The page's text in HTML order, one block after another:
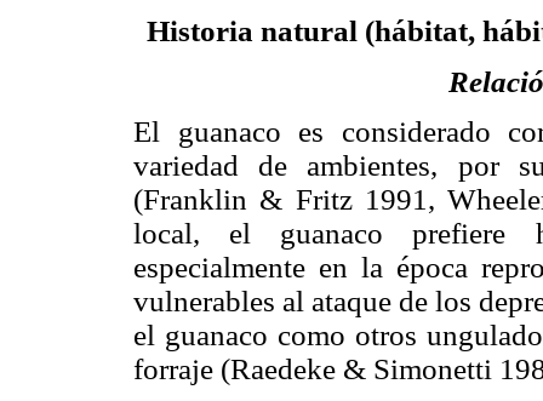
Historia natural (hábitat,
El guanaco es considerado
variedad de ambientes, por
(Franklin & Fritz 1991,
local, el guanaco prefiere
especialmente en la época
vulnerables al ataque de los
el guanaco como otros
forraje (Raedeke & Simonetti